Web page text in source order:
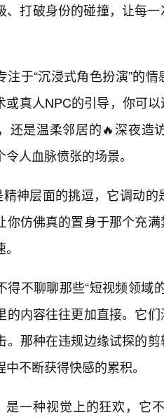
、打破身份的碰撞，让每
注于“沉浸式角色扮演”的
或真人NPC的引导，你可
还是温柔邻居的🔥深夜造
人血脉偾张的场景。
精神层面的挑逗，它调动
你仿佛真的置身于那个充
得不聊聊那些“短视频领域
的内容往往更加直接。它
。那种在违规边缘试探的
不断获得快感的累积。
是一种视觉上的狂欢，它